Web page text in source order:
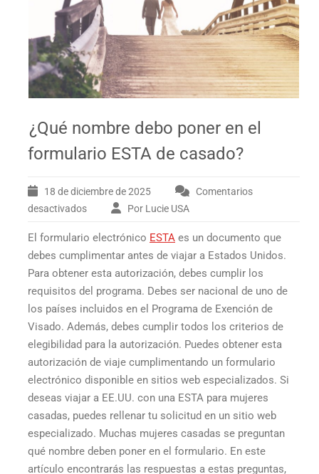
¿Qué nombre debo poner en el
formulario ESTA de casado?
18 de diciembre de 2025
Comentarios
desactivadosen
nombre
debo
poner
en
formulario
ESTA
de
casado?
Por Lucie USA
El formulario electrónico ESTA es un documento que
debes cumplimentar antes de viajar a Estados Unidos.
Para obtener esta autorización, debes cumplir los
requisitos del programa. Debes ser nacional de uno de
los países incluidos en el Programa de Exención de
Visado. Además, debes cumplir todos los criterios de
elegibilidad para la autorización. Puedes obtener esta
autorización de viaje cumplimentando un formulario
electrónico disponible en sitios web especializados. Si
deseas viajar a EE.UU. con una ESTA para mujeres
casadas, puedes rellenar tu solicitud en un sitio web
especializado. Muchas mujeres casadas se preguntan
qué nombre deben poner en el formulario. En este
artículo encontrarás las respuestas a estas preguntas,